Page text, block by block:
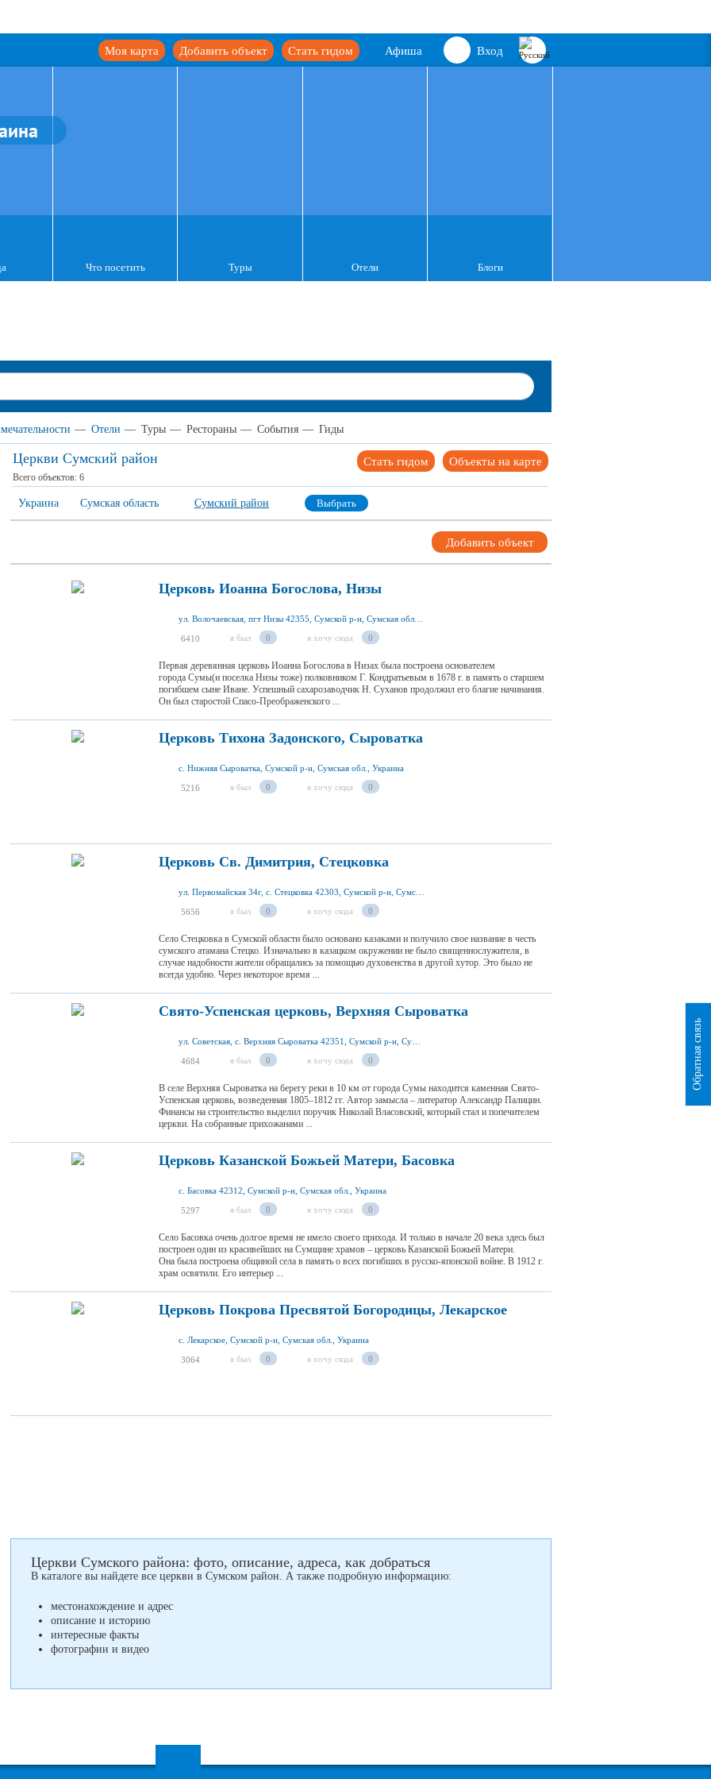
Вход
Афиша
Стать гидом
Добавить объект
Моя карта
Что посетить Туры Отели Блоги
— Отели — Туры — Рестораны — События — Гиды
Церкви Сумский район Объекты на карте
Стать гидом
Всего объектов: 6
Украина Сумская область Сумский район Выбрать
Добавить объект
Церковь Иоанна Богослова, Низы
6410 я был 0 я хочу сюда 0
Первая деревянная церковь Иоанна Богослова в Низах была построена основателем
города Сумы(и поселка Низы тоже) полковником Г. Кондратьевым в 1678 г. в память о старшем
погибшем сыне Иване. Успешный сахарозаводчик Н. Суханов продолжил его благие начинания.
Он был старостой Спасо-Преображенского ...
Церковь Тихона Задонского, Сыроватка
с. Нижняя Сыроватка, Сумской р-н, Сумская обл., Украина
5216 я был 0 я хочу сюда 0
Церковь Св. Димитрия, Стецковка
5656 я был 0 я хочу сюда 0
Село Стецковка в Сумской области было основано казаками и получило свое название в честь
сумского атамана Стецко. Изначально в казацком окружении не было священнослужителя, в
случае надобности жители обращались за помощью духовенства в другой хутор. Это было не
всегда удобно. Через некоторое время ...
Свято-Успенская церковь, Верхняя Сыроватка
4684 я был 0 я хочу сюда 0
В селе Верхняя Сыроватка на берегу реки в 10 км от города Сумы находится каменная Свято-
Успенская церковь, возведенная 1805–1812 гг. Автор замысла – литератор Александр Палицин.
Финансы на строительство выделил поручик Николай Власовский, который стал и попечителем
церкви. На собранные прихожанами ...
Церковь Казанской Божьей Матери, Басовка
с. Басовка 42312, Сумской р-н, Сумская обл., Украина
5297 я был 0 я хочу сюда 0
Село Басовка очень долгое время не имело своего прихода. И только в начале 20 века здесь был
построен один из красивейших на Сумщине храмов – церковь Казанской Божьей Матери.
Она была построена общиной села в память о всех погибших в русско-японской войне. В 1912 г.
храм освятили. Его интерьер ...
Церковь Покрова Пресвятой Богородицы, Лекарское
с. Лекарское, Сумской р-н, Сумская обл., Украина
3064 я был 0 я хочу сюда 0
Церкви Сумского района: фото, описание, адреса, как добраться
В каталоге вы найдете все церкви в Сумском район. А также подробную информацию:
местонахождение и адрес
описание и историю
интересные факты
фотографии и видео
Обратная связь